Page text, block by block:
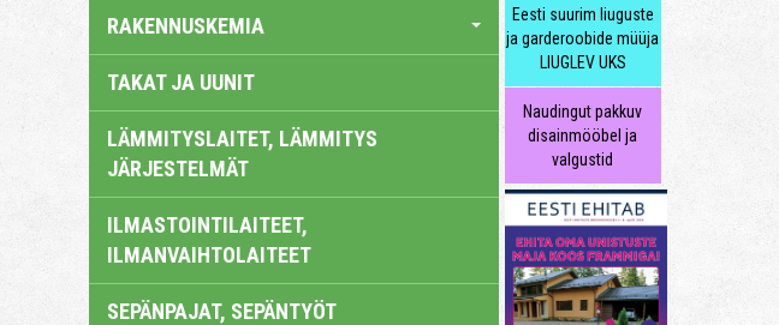
RAKENNUSKEMIA
TAKAT JA UUNIT
LÄMMITYSLAITET, LÄMMITYS
JÄRJESTELMÄT
ILMASTOINTILAITEET,
ILMANVAIHTOLAITEET
SEPÄNPAJAT, SEPÄNTYÖT
Eesti suurim liuguste
ja garderoobide müüja
LIUGLEV UKS
Naudingut pakkuv
disainmööbel ja
valgustid